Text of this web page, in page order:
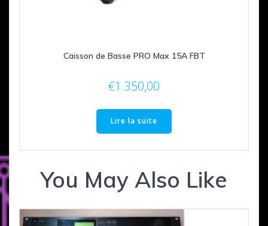
Caisson de Basse PRO Max 15A FBT
€1.350,00
Lire la suite
You May Also Like